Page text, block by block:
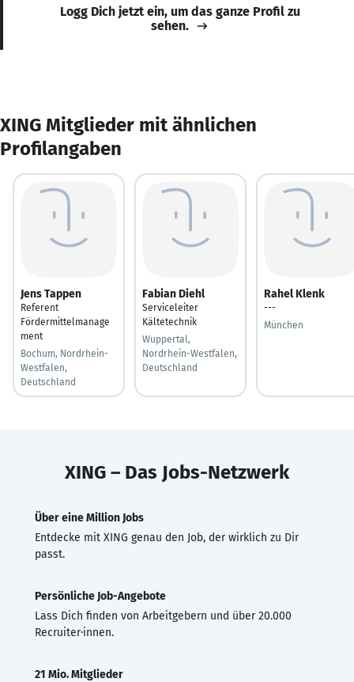
Logg Dich jetzt ein, um das ganze Profil zu
sehen.
XING Mitglieder mit ähnlichen
Profilangaben
Jens Tappen
Referent
Fördermittelmanage
ment
Bochum, Nordrhein-
Westfalen,
Deutschland
Fabian Diehl
Serviceleiter
Kältetechnik
Wuppertal,
Nordrhein-Westfalen,
Deutschland
Rahel Klenk
---
München
XING – Das Jobs-Netzwerk
Über eine Million Jobs
Entdecke mit XING genau den Job, der wirklich zu Dir
passt.
Persönliche Job-Angebote
Lass Dich finden von Arbeitgebern und über 20.000
Recruiter·innen.
21 Mio. Mitglieder